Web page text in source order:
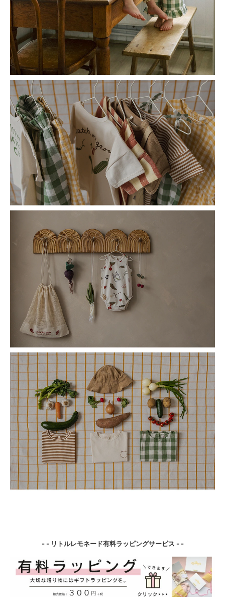
- - リトルレモネード有料ラッピングサービス - -